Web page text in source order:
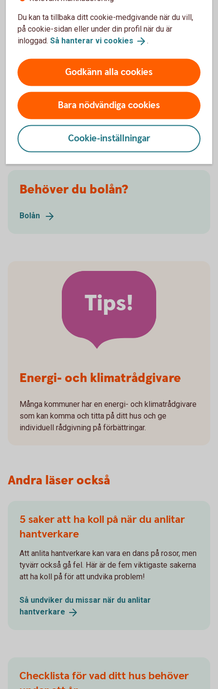
Energibesparande åtgärder
Ta hjälp av ett Energilån när du ska renovera för att
sänka din elförbrukning. Om du ska skaffa solceller
så erbjuder vi Sollån.
Energilån
Sollån
Behöver du bolån?
Bolån
Energi- och klimatrådgivare
Många kommuner har en energi- och klimatrådgivare
som kan komma och titta på ditt hus och ge
individuell rådgivning på förbättringar.
Tips!
Andra läser också
5 saker att ha koll på när du anlitar
hantverkare
Att anlita hantverkare kan vara en dans på rosor, men
tyvärr också gå fel. Här är de fem viktigaste sakerna
att ha koll på för att undvika problem!
Så undviker du missar när du anlitar
hantverkare
Checklista för vad ditt hus behöver
Du kan ta tillbaka ditt cookie-medgivande när du vill,
på cookie-sidan eller under din profil när du är
inloggad. Så hanterar vi cookies .
Godkänn alla cookies
Bara nödvändiga cookies
Cookie-inställningar